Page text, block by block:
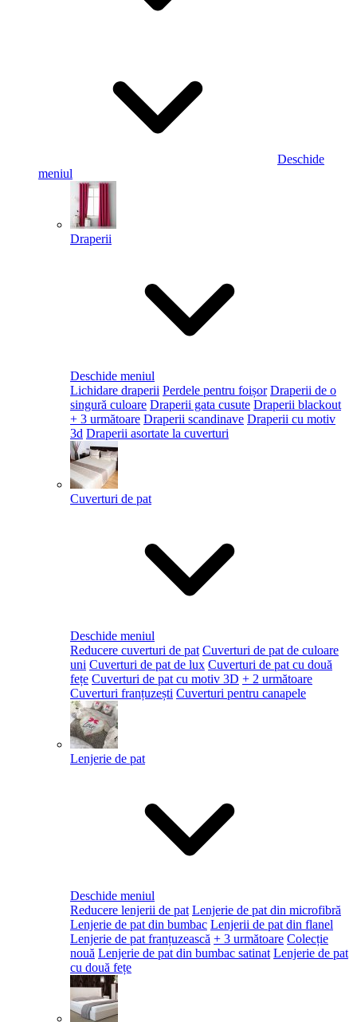
Deschide
meniul
Draperii
Deschide meniul
Lichidare draperii Perdele pentru foișor Draperii de o
singură culoare Draperii gata cusute Draperii blackout
+ 3 următoare Draperii scandinave Draperii cu motiv
3d Draperii asortate la cuverturi
Cuverturi de pat
Deschide meniul
Reducere cuverturi de pat Cuverturi de pat de culoare
uni Cuverturi de pat de lux Cuverturi de pat cu două
fețe Cuverturi de pat cu motiv 3D + 2 următoare
Cuverturi franțuzești Cuverturi pentru canapele
Lenjerie de pat
Deschide meniul
Reducere lenjerii de pat Lenjerie de pat din microfibră
Lenjerie de pat din bumbac Lenjerii de pat din flanel
Lenjerie de pat franțuzească + 3 următoare Colecție
nouă Lenjerie de pat din bumbac satinat Lenjerie de pat
cu două fețe